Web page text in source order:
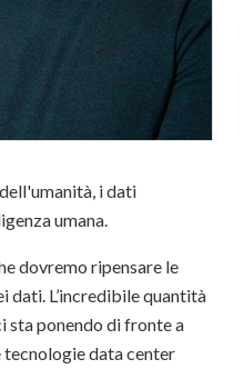
i dati
umana.
dovremo ripensare le
dati. L’incredibile quantità
sta ponendo di fronte a
data center